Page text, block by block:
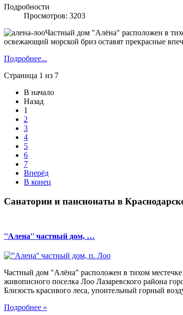
Подробности
Просмотров: 3203
Частный дом "Алёна" расположен в
освежающий морской бриз оставят прекрасные
Подробнее...
Страница 1 из 7
В начало
Назад
1
2
3
4
5
6
7
Вперёд
В конец
Санатории и пансионаты в
''Алена'' частный дом, …
Частный дом "Алёна" расположен в тихом местечке
живописного поселка Лоо Лазаревского района
Близость красивого леса, упоительный горный
Подробнее »